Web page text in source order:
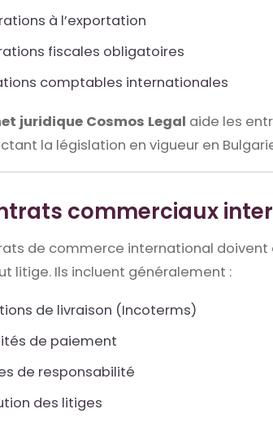
à l’exportation
fiscales obligatoires
comptables internationales
juridique Cosmos Legal aide les
la législation en vigueur en
commerciaux
de commerce international
litige. Ils incluent généralement :
de livraison (Incoterms)
de paiement
de responsabilité
des litiges